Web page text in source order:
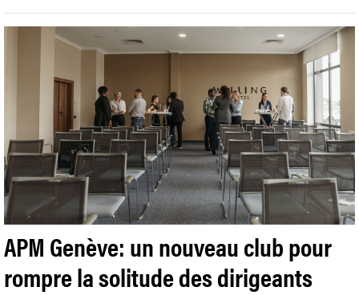
APM Genève: un nouveau club pour
rompre la solitude des dirigeants